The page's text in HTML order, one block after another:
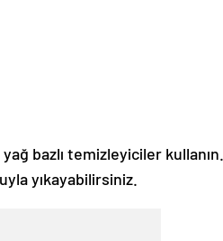
bazlı temizleyiciler kullanın.
yıkayabilirsiniz.